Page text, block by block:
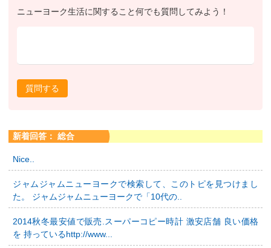
ニューヨーク生活に関すること何でも質問してみよう！
質問する
新着回答： 総合
Nice..
ジャムジャムニューヨークで検索して、このトピを見つけまし
た。 ジャムジャムニューヨークで「10代の..
2014秋冬最安値で販売.スーパーコピー時計 激安店舗 良い価格
を 持っているhttp://www...